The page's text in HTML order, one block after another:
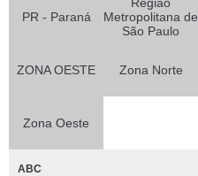
PR - Paraná
Metropolitana de
São Paulo
ZONA OESTE Zona Norte
Zona Oeste
ABC